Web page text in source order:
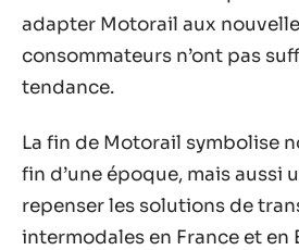
adapter Motorail aux
consommateurs n’ont pas
tendance.
La fin de Motorail symbolise
fin d’une époque, mais aussi
repenser les solutions de
intermodales en France et en